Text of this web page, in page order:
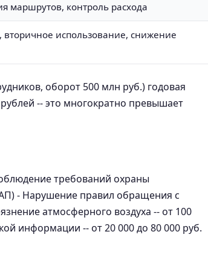
маршрутов, контроль расхода
вторичное использование, снижение
оборот 500 млн руб.) годовая
-- это многократно превышает
требований охраны
- Нарушение правил обращения с
атмосферного воздуха -- от 100
информации -- от 20 000 до 80 000 руб.